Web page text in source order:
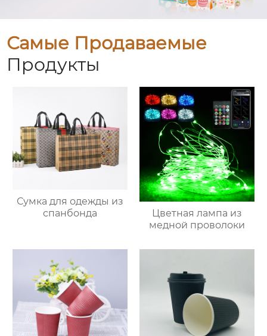
Самые Продаваемые
Продукты
Сумка для одежды из
спанбонда
Цветная лампа из
медной проволоки